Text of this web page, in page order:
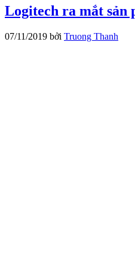
Logitech ra mắt sản
07/11/2019 bởi Truong Thanh